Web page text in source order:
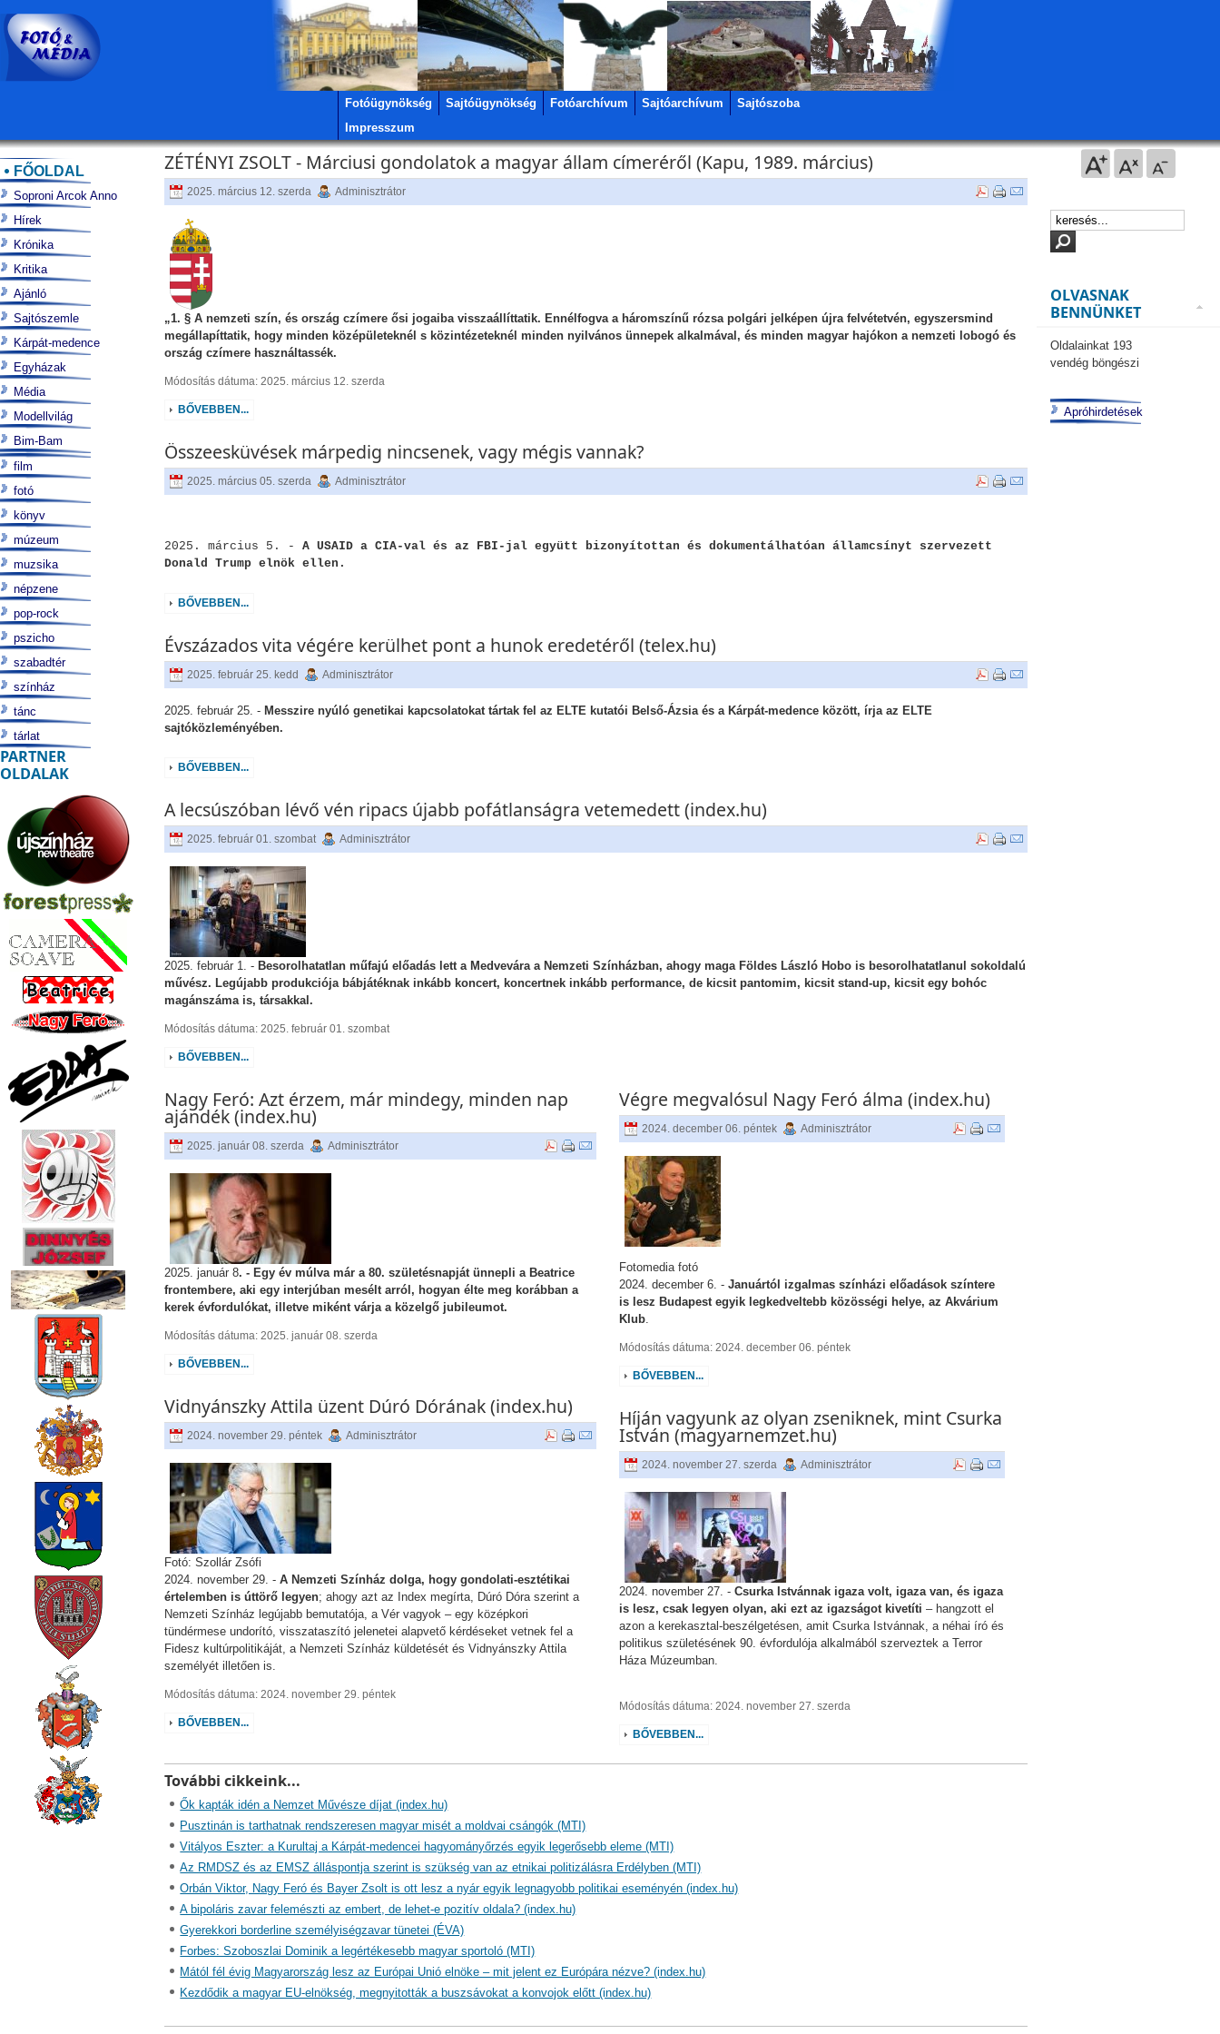
Fotóügynökség Sajtóügynökség Fotóarchívum Sajtóarchívum
Sajtószoba
Impresszum
ZÉTÉNYI ZSOLT - Márciusi gondolatok a magyar állam címeréről (Kapu, 1989. március)
2025. március 12. szerda Adminisztrátor
„1. § A nemzeti szín, és ország czímere ősi jogaiba visszaállíttatik. Ennélfogva a háromszínű rózsa polgári jelképen újra felvétetvén, egyszersmind
megállapíttatik, hogy minden középületeknél s közintézeteknél minden nyilvános ünnepek alkalmával, és minden magyar hajókon a nemzeti lobogó és
ország czímere használtassék.
Módosítás dátuma: 2025. március 12. szerda
BŐVEBBEN...
Összeesküvések márpedig nincsenek, vagy mégis vannak?
2025. március 05. szerda Adminisztrátor
2025. március 5. -A USAID a CIA-val és az FBI-jal együtt bizonyítottan és dokumentálhatóan államcsínyt szervezett
Donald Trump elnök ellen.
BŐVEBBEN...
Évszázados vita végére kerülhet pont a hunok eredetéről (telex.hu)
2025. február 25. kedd Adminisztrátor
2025. február 25. - Messzire nyúló genetikai kapcsolatokat tártak fel az ELTE kutatói Belső-Ázsia és a Kárpát-medence között, írja az ELTE
sajtóközleményében.
BŐVEBBEN...
A lecsúszóban lévő vén ripacs újabb pofátlanságra vetemedett (index.hu)
2025. február 01. szombat Adminisztrátor
2025. február 1. - Besorolhatatlan műfajú előadás lett a Medvevára a Nemzeti Színházban, ahogy maga Földes László Hobo is besorolhatatlanul sokoldalú
művész. Legújabb produkciója bábjátéknak inkább koncert, koncertnek inkább performance, de kicsit pantomim, kicsit stand-up, kicsit egy bohóc
magánszáma is, társakkal.
Módosítás dátuma: 2025. február 01. szombat
BŐVEBBEN...
Nagy Feró: Azt érzem, már mindegy, minden nap
ajándék (index.hu)
2025. január 08. szerda Adminisztrátor
2025. január 8. - Egy év múlva már a 80. születésnapját ünnepli a Beatrice
frontembere, aki egy interjúban mesélt arról, hogyan élte meg korábban a
kerek évfordulókat, illetve miként várja a közelgő jubileumot.
Módosítás dátuma: 2025. január 08. szerda
BŐVEBBEN...
Vidnyánszky Attila üzent Dúró Dórának (index.hu)
2024. november 29. péntek Adminisztrátor
Fotó: Szollár Zsófi
2024. november 29. -A Nemzeti Színház dolga, hogy gondolati-esztétikai
értelemben is úttörő legyen; ahogy azt az Index megírta, Dúró Dóra szerint a
Nemzeti Színház legújabb bemutatója, a Vér vagyok – egy középkori
tündérmese undorító, visszataszító jelenetei alapvető kérdéseket vetnek fel a
Fidesz kultúrpolitikáját, a Nemzeti Színház küldetését és Vidnyánszky Attila
személyét illetően is.
Módosítás dátuma: 2024. november 29. péntek
BŐVEBBEN...
Végre megvalósul Nagy Feró álma (index.hu)
2024. december 06. péntek Adminisztrátor
Fotomedia fotó
2024. december 6. -Januártól izgalmas színházi előadások színtere
is lesz Budapest egyik legkedveltebb közösségi helye, az Akvárium
Klub.
Módosítás dátuma: 2024. december 06. péntek
BŐVEBBEN...
Híján vagyunk az olyan zseniknek, mint Csurka
István (magyarnemzet.hu)
2024. november 27. szerda Adminisztrátor
2024. november 27. -Csurka Istvánnak igaza volt, igaza van, és igaza
is lesz, csak legyen olyan, aki ezt az igazságot kivetíti– hangzott el
azon a kerekasztal-beszélgetésen, amit Csurka Istvánnak, a néhai író és
politikus születésének 90. évfordulója alkalmából szerveztek a Terror
Háza Múzeumban.
Módosítás dátuma: 2024. november 27. szerda
BŐVEBBEN...
További cikkeink...
Ők kapták idén a Nemzet Művésze díjat (index.hu)
Pusztinán is tarthatnak rendszeresen magyar misét a moldvai csángók (MTI)
Vitályos Eszter: a Kurultaj a Kárpát-medencei hagyományőrzés egyik legerősebb eleme (MTI)
Az RMDSZ és az EMSZ álláspontja szerint is szükség van az etnikai politizálásra Erdélyben (MTI)
Orbán Viktor, Nagy Feró és Bayer Zsolt is ott lesz a nyár egyik legnagyobb politikai eseményén (index.hu)
A bipoláris zavar felemészti az embert, de lehet-e pozitív oldala? (index.hu)
Gyerekkori borderline személyiségzavar tünetei (ÉVA)
Forbes: Szoboszlai Dominik a legértékesebb magyar sportoló (MTI)
Mától fél évig Magyarország lesz az Európai Unió elnöke – mit jelent ez Európára nézve? (index.hu)
Kezdődik a magyar EU-elnökség, megnyitották a buszsávokat a konvojok előtt (index.hu)
FŐOLDAL
Soproni Arcok Anno
Hírek
Krónika
Kritika
Ajánló
Sajtószemle
Kárpát-medence
Egyházak
Média
Modellvilág
Bim-Bam
film
fotó
könyv
múzeum
muzsika
népzene
pop-rock
pszicho
szabadtér
színház
tánc
tárlat
PARTNER
OLDALAK
OLVASNAK
BENNÜNKET
Oldalainkat 193
vendég böngészi
Apróhirdetések